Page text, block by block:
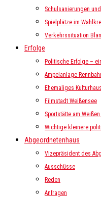
Schulsanierungen
Spielplätze im
Verkehrssituation
Erfolge
Politische Erfolge –
Ampelanlage
Ehemaliges
Filmstadt Weißensee
Sportstätte am Weißen
Wichtige kleinere
Abgeordnetenhaus
Vizepräsident des
Ausschüsse
Reden
Anfragen